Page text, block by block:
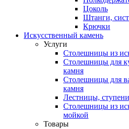
Цоколь
Штанги,
Крючки
Искусственный камень
Услуги
Столешницы из
Столешницы для
камня
Столешницы для
камня
Лестницы,
Столешницы из
мойкой
Товары